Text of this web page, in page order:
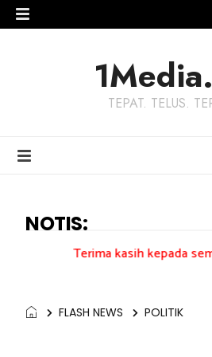
TEPAT. TELUS.
NOTIS:
kasih kepada semua
FLASH NEWS POLITIK